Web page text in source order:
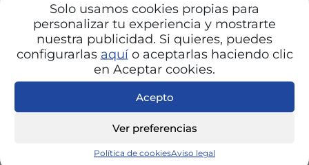
Solo usamos cookies propias para
personalizar tu experiencia y mostrarte
nuestra publicidad. Si quieres, puedes
configurarlas aquío aceptarlas haciendo clic
en Aceptar cookies.
Acepto
Ver preferencias
Política de cookiesAviso legal